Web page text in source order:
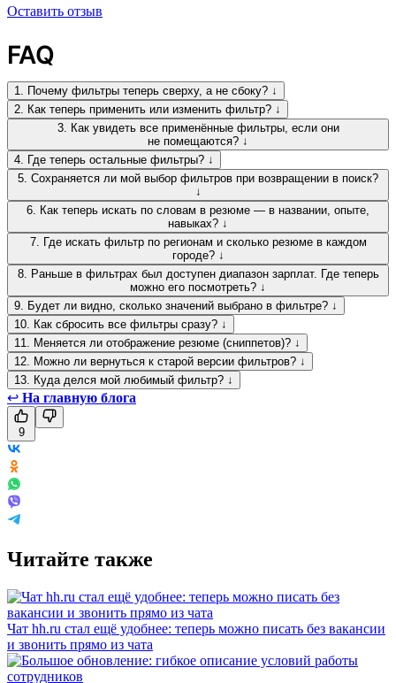
Оставить отзыв
FAQ
1. Почему фильтры теперь сверху, а не сбоку? ↓
2. Как теперь применить или изменить фильтр? ↓
3. Как увидеть все применённые фильтры, если они
не помещаются? ↓
4. Где теперь остальные фильтры? ↓
5. Сохраняется ли мой выбор фильтров при возвращении в поиск?
↓
6. Как теперь искать по словам в резюме — в названии, опыте,
навыках? ↓
7. Где искать фильтр по регионам и сколько резюме в каждом
городе? ↓
8. Раньше в фильтрах был доступен диапазон зарплат. Где теперь
можно его посмотреть? ↓
9. Будет ли видно, сколько значений выбрано в фильтре? ↓
10. Как сбросить все фильтры сразу? ↓
11. Меняется ли отображение резюме (сниппетов)? ↓
12. Можно ли вернуться к старой версии фильтров? ↓
13. Куда делся мой любимый фильтр? ↓
↩ На главную блога
9
Читайте также
Чат hh.ru стал ещё удобнее: теперь можно писать без вакансии
и звонить прямо из чата